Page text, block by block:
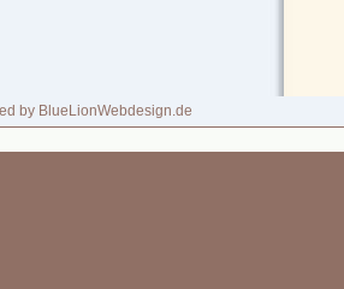
by BlueLionWebdesign.de